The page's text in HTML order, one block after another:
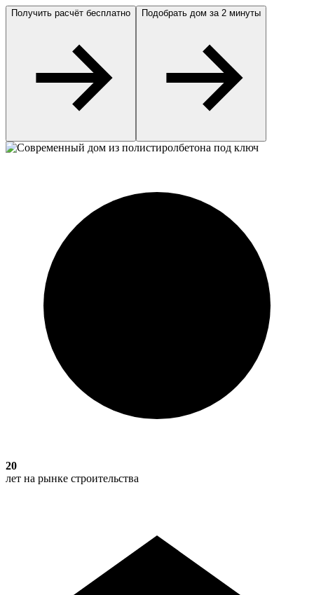
Получить расчёт бесплатно Подобрать дом за 2 минуты
20
лет на рынке строительства